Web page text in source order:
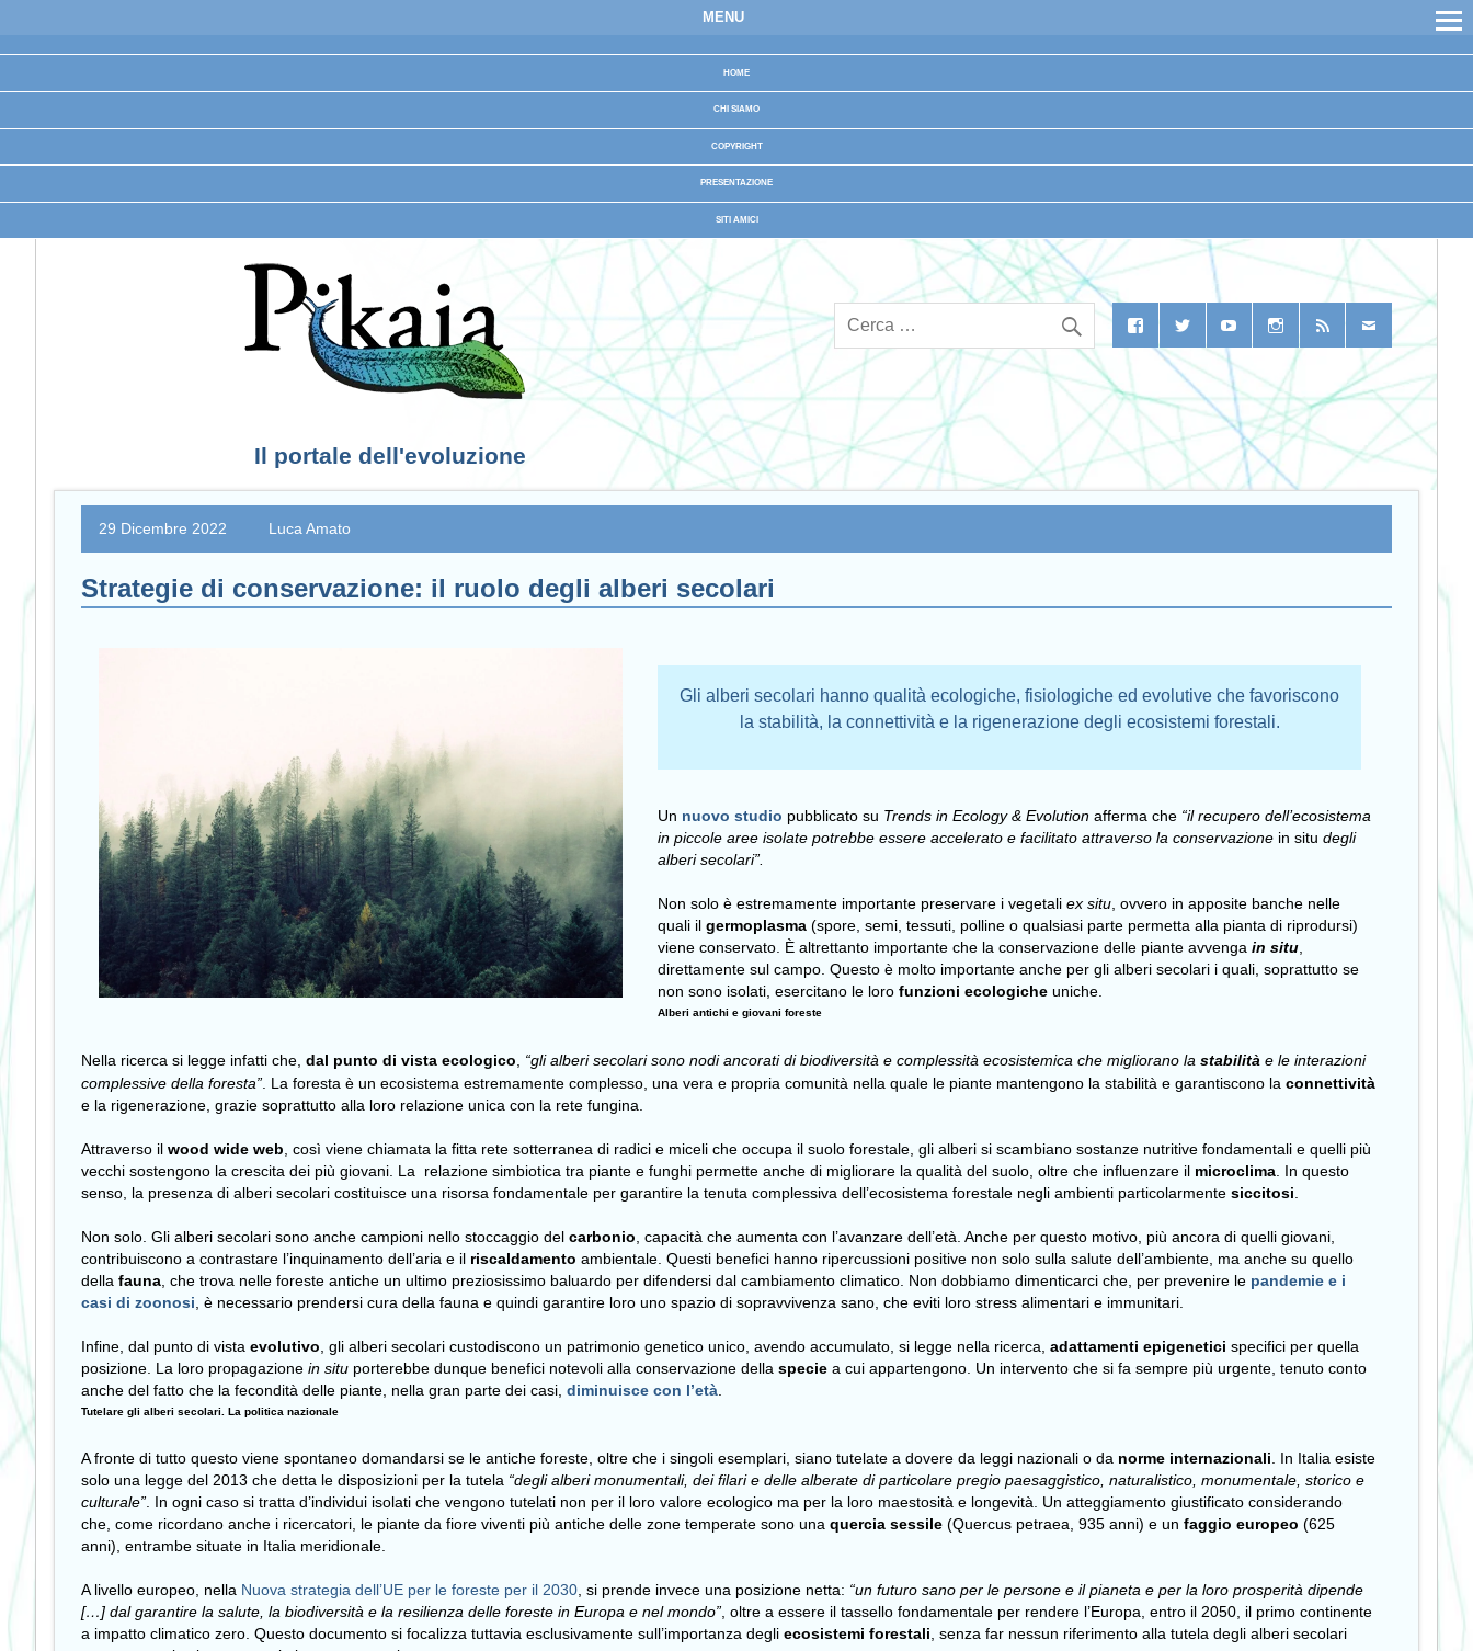
MENU
HOME
CHI SIAMO
COPYRIGHT
PRESENTAZIONE
SITI AMICI
Il portale dell'evoluzione
29 Dicembre 2022 Luca Amato
Strategie di conservazione: il ruolo degli alberi secolari
Gli alberi secolari hanno qualità ecologiche, fisiologiche ed evolutive che favoriscono
la stabilità, la connettività e la rigenerazione degli ecosistemi forestali.
Un nuovo studio pubblicato su Trends in Ecology & Evolutionafferma che “il recupero dell’ecosistema
in piccole aree isolate potrebbe essere accelerato e facilitato attraverso la conservazione in situ degli
alberi secolari”.
Non solo è estremamente importante preservare i vegetaliex situ , ovvero in apposite banche nelle
quali ilgermoplasma (spore, semi, tessuti, polline o qualsiasi parte permetta alla pianta di riprodursi)
viene conservato. È altrettanto importante che la conservazione delle piante avvengain situ
direttamente sul campo. Questo è molto importante anche per gli alberi secolari i quali, soprattutto se
non sono isolati, esercitano le lorofunzioni ecologiche uniche.
Alberi antichi e giovani foreste
Nella ricerca si legge infatti che, dal punto di vista ecologico “gli alberi secolari sono nodi ancorati di biodiversità e complessità ecosistemica che migliorano la stabilità e le interazioni
complessive della foresta” . La foresta è un ecosistema estremamente complesso, una vera e propria comunità nella quale le piante mantengono la stabilità e garantiscono la connettività
e la rigenerazione, grazie soprattutto alla loro relazione unica con la rete fungina.
Attraverso il wood wide web , così viene chiamata la fitta rete sotterranea di radici e miceli che occupa il suolo forestale, gli alberi si scambiano sostanze nutritive fondamentali e quelli più
vecchi sostengono la crescita dei più giovani. La relazione simbiotica tra piante e funghi permette anche di migliorare la qualità del suolo, oltre che influenzare il microclima . In questo
senso, la presenza di alberi secolari costituisce una risorsa fondamentale per garantire la tenuta complessiva dell’ecosistema forestale negli ambienti particolarmente siccitosi
Non solo. Gli alberi secolari sono anche campioni nello stoccaggio del carbonio , capacità che aumenta con l’avanzare dell’età. Anche per questo motivo, più ancora di quelli giovani,
contribuiscono a contrastare l’inquinamento dell’aria e il riscaldamento ambientale. Questi benefici hanno ripercussioni positive non solo sulla salute dell’ambiente, ma anche su quello
della fauna , che trova nelle foreste antiche un ultimo preziosissimo baluardo per difendersi dal cambiamento climatico. Non dobbiamo dimenticarci che, per prevenire le pandemie e i
casi di zoonosi , è necessario prendersi cura della fauna e quindi garantire loro uno spazio di sopravvivenza sano, che eviti loro stress alimentari e immunitari.
Infine, dal punto di vista evolutivo , gli alberi secolari custodiscono un patrimonio genetico unico, avendo accumulato, si legge nella ricerca, adattamenti epigenetici specifici per quella
posizione. La loro propagazione in situ porterebbe dunque benefici notevoli alla conservazione della specie a cui appartengono. Un intervento che si fa sempre più urgente, tenuto conto
anche del fatto che la fecondità delle piante, nella gran parte dei casi, diminuisce con l’età
Tutelare gli alberi secolari. La politica nazionale
A fronte di tutto questo viene spontaneo domandarsi se le antiche foreste, oltre che i singoli esemplari, siano tutelate a dovere da leggi nazionali o da norme internazionali . In Italia esiste
solo una legge del 2013 che detta le disposizioni per la tutela “degli alberi monumentali, dei filari e delle alberate di particolare pregio paesaggistico, naturalistico, monumentale, storico e
culturale” . In ogni caso si tratta d’individui isolati che vengono tutelati non per il loro valore ecologico ma per la loro maestosità e longevità. Un atteggiamento giustificato considerando
che, come ricordano anche i ricercatori, le piante da fiore viventi più antiche delle zone temperate sono una quercia sessile (Quercus petraea, 935 anni) e un faggio europeo (625
anni), entrambe situate in Italia meridionale.
A livello europeo, nella Nuova strategia dell’UE per le foreste per il 2030 , si prende invece una posizione netta: “un futuro sano per le persone e il pianeta e per la loro prosperità dipende
[…] dal garantire la salute, la biodiversità e la resilienza delle foreste in Europa e nel mondo” , oltre a essere il tassello fondamentale per rendere l’Europa, entro il 2050, il primo continente
a impatto climatico zero. Questo documento si focalizza tuttavia esclusivamente sull’importanza degli ecosistemi forestali , senza far nessun riferimento alla tutela degli alberi secolari